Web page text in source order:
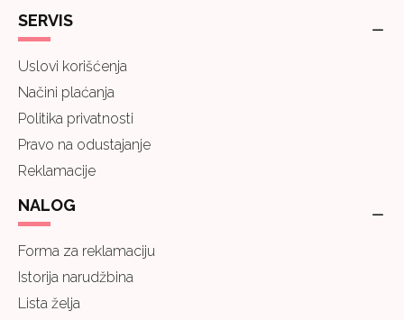
SERVIS
Uslovi korišćenja
Načini plaćanja
Politika privatnosti
Pravo na odustajanje
Reklamacije
NALOG
Forma za reklamaciju
Istorija narudžbina
Lista želja